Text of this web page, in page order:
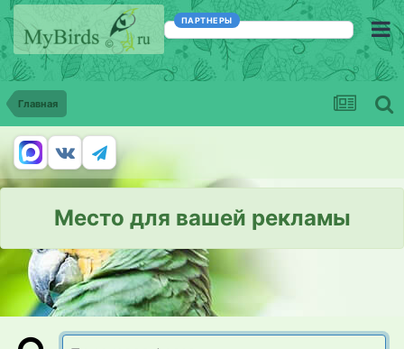
ПАРТНЕРЫ
Главная
Место для вашей рекламы